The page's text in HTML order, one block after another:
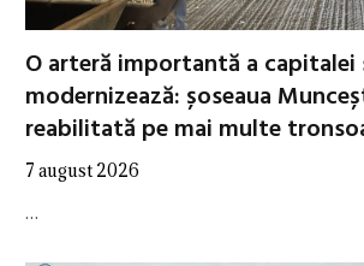
O arteră importantă a capitalei
modernizează: șoseaua
reabilitată pe mai multe
7 august 2026
…